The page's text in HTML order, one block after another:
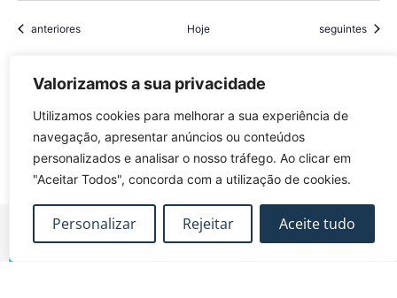
Valorizamos a sua privacidade
Utilizamos cookies para melhorar a sua experiência de
navegação, apresentar anúncios ou conteúdos
personalizados e analisar o nosso tráfego. Ao clicar em
"Aceitar Todos", concorda com a utilização de cookies.
Personalizar Rejeitar Aceite tudo
Eventos
anteriores Hoje Eventos
seguintes
Subscrever o calendário